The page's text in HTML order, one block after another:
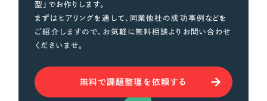
型」でお作りします。
まずはヒアリングを通して、同業他社の成功事例などを
ご紹介しますので、お気軽に無料相談よりお問い合わせ
くださいませ。
無料で課題整理を依頼する